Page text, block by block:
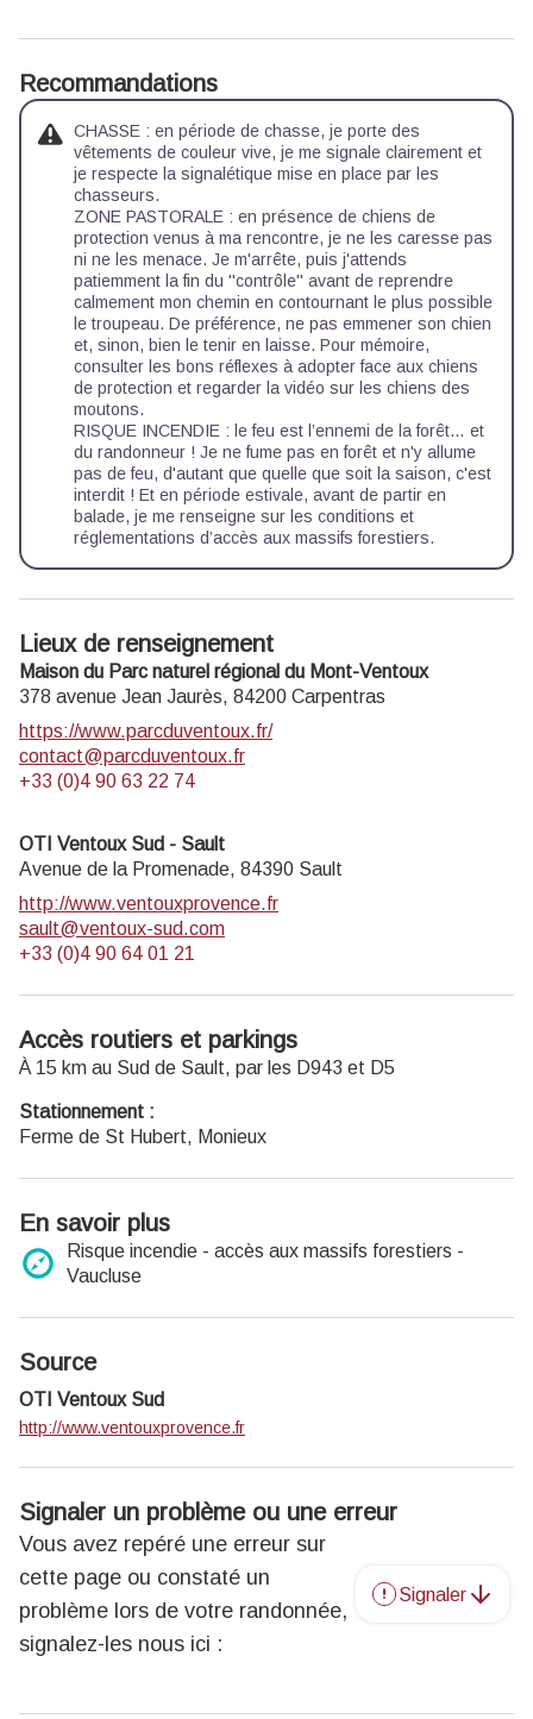
Recommandations
CHASSE : en période de chasse, je porte des
vêtements de couleur vive, je me signale clairement et
je respecte la signalétique mise en place par les
chasseurs.
ZONE PASTORALE : en présence de chiens de
protection venus à ma rencontre, je ne les caresse pas
ni ne les menace. Je m'arrête, puis j'attends
patiemment la fin du ''contrôle'' avant de reprendre
calmement mon chemin en contournant le plus possible
le troupeau. De préférence, ne pas emmener son chien
et, sinon, bien le tenir en laisse. Pour mémoire,
consulter les bons réflexes à adopter face aux chiens
de protection et regarder la vidéo sur les chiens des
moutons.
RISQUE INCENDIE : le feu est l’ennemi de la forêt… et
du randonneur ! Je ne fume pas en forêt et n'y allume
pas de feu, d'autant que quelle que soit la saison, c'est
interdit ! Et en période estivale, avant de partir en
balade, je me renseigne sur les conditions et
réglementations d’accès aux massifs forestiers.
Lieux de renseignement
Maison du Parc naturel régional du Mont-Ventoux
378 avenue Jean Jaurès, 84200 Carpentras
https://www.parcduventoux.fr/
contact@parcduventoux.fr
+33 (0)4 90 63 22 74
OTI Ventoux Sud - Sault
Avenue de la Promenade, 84390 Sault
http://www.ventouxprovence.fr
sault@ventoux-sud.com
+33 (0)4 90 64 01 21
Accès routiers et parkings
À 15 km au Sud de Sault, par les D943 et D5
Stationnement :
Ferme de St Hubert, Monieux
En savoir plus
Risque incendie - accès aux massifs forestiers -
Vaucluse
Source
OTI Ventoux Sud
http://www.ventouxprovence.fr
Signaler un problème ou une erreur
Vous avez repéré une erreur sur
cette page ou constaté un
problème lors de votre randonnée,
signalez-les nous ici :
Signaler